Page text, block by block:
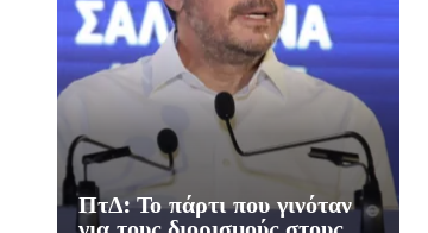
ΠτΔ: Το πάρτι που γινόταν